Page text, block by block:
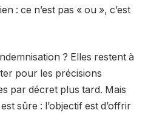
: ce n’est pas « ou », c’est
? Elles restent à
pour les précisions
par décret plus tard. Mais
sûre : l’objectif est d’offrir